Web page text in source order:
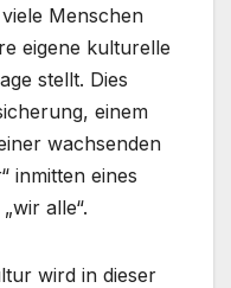
Menschen
eigene kulturelle
stellt. Dies
einem
wachsenden
inmitten eines
alle“.
wird in dieser